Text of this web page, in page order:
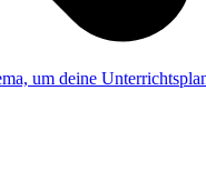
um deine